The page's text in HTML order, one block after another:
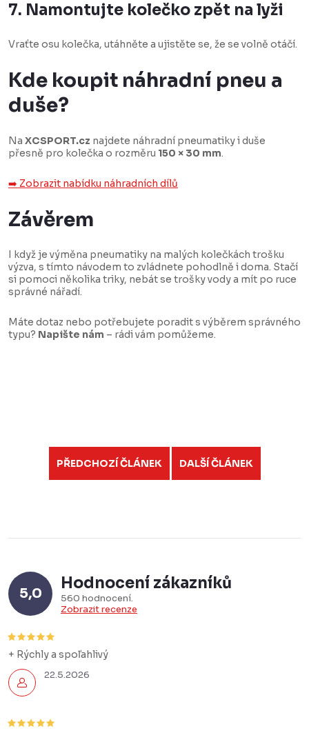
7. Namontujte kolečko zpět na lyži
Vraťte osu kolečka, utáhněte a ujistěte se, že se volně otáčí.
Kde koupit náhradní pneu a
duše?
Na XCSPORT.cz najdete náhradní pneumatiky i duše
přesně pro kolečka o rozměru 150 × 30 mm.
➡️ Zobrazit nabídku náhradních dílů
Závěrem
I když je výměna pneumatiky na malých kolečkách trošku
výzva, s tímto návodem to zvládnete pohodlně i doma. Stačí
si pomoci několika triky, nebát se trošky vody a mít po ruce
správné nářadí.
Máte dotaz nebo potřebujete poradit s výběrem správného
typu? Napište nám – rádi vám pomůžeme.
PŘEDCHOZÍ ČLÁNEK DALŠÍ ČLÁNEK
5,0
Hodnocení zákazníků
560 hodnocení
Zobrazit recenze
22.5.2026
+ Rýchly a spoľahlivý